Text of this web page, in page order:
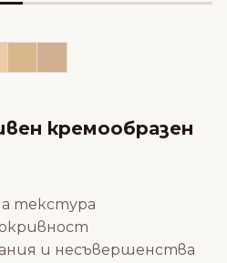
кремообразен
текстура
и несъвершенства